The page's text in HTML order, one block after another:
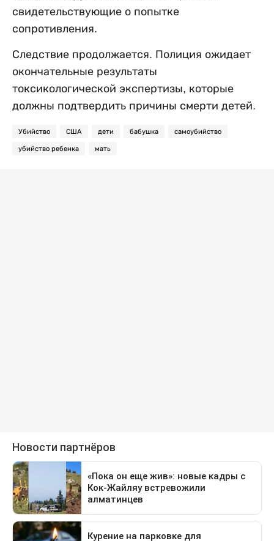
свидетельствующие о попытке
сопротивления.
Следствие продолжается. Полиция ожидает
окончательные результаты
токсикологической экспертизы, которые
должны подтвердить причины смерти детей.
Убийство США дети бабушка самоубийство
убийство ребенка мать